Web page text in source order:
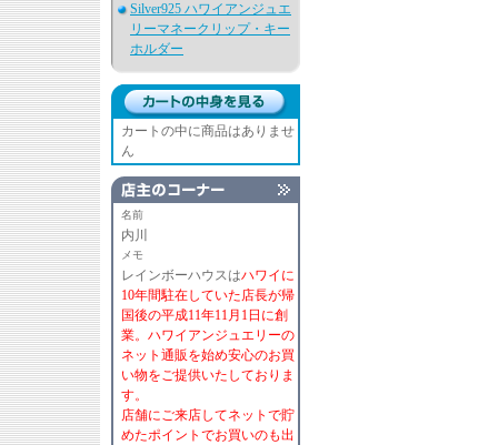
Silver925 ハワイアンジュエ
リーマネークリップ・キー
ホルダー
カートの中に商品はありませ
ん
名前
内川
メモ
レインボーハウスはハワイに
10年間駐在していた店長が帰
国後の平成11年11月1日に創
業。ハワイアンジュエリーの
ネット通販を始め安心のお買
い物をご提供いたしておりま
す。
店舗にご来店してネットで貯
めたポイントでお買いのも出